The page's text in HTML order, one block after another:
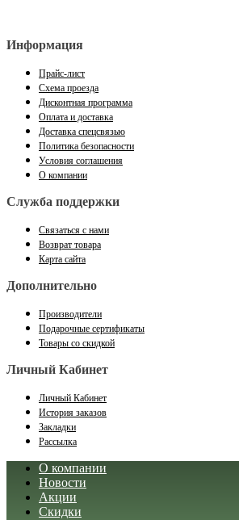
Информация
Прайс-лист
Схема проезда
Дисконтная программа
Оплата и доставка
Доставка спецсвязью
Политика безопасности
Условия соглашения
О компании
Служба поддержки
Связаться с нами
Возврат товара
Карта сайта
Дополнительно
Производители
Подарочные сертификаты
Товары со скидкой
Личный Кабинет
Личный Кабинет
История заказов
Закладки
Рассылка
О компании
Новости
Акции
Скидки